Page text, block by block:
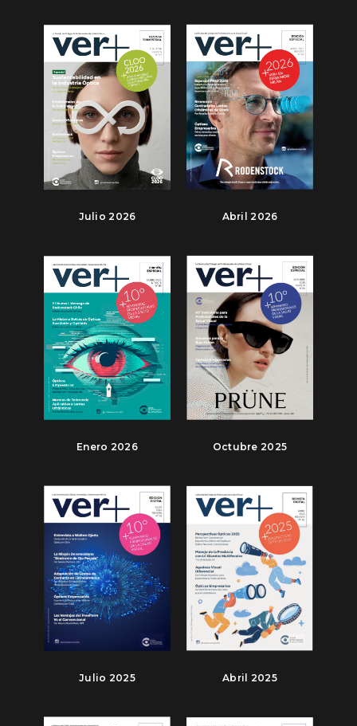
Julio 2026 Abril 2026
Enero 2026 Octubre 2025
Julio 2025 Abril 2025